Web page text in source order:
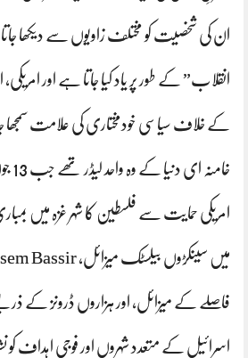
ان کی شخصیت کو مختلف زاویوں سے دیکھا جاتا
انقلاب” کے طور پر یاد کیا جاتا ہے اور امریکی،
کے خلاف سیاسی خودمختاری کی علامت سمجھا
امریکی حمایت سے فلسطین کا شہر غزہ میں
فاصلے کے میزائل، اور ہزاروں ڈرونز کے
اسرائیل کے متعدد شہروں اور فوجی اہداف کو